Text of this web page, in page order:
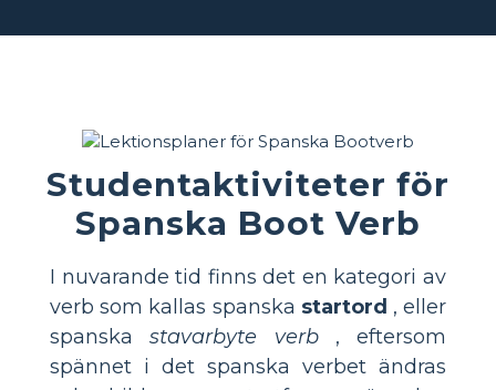
Studentaktiviteter för
Spanska Boot Verb
I nuvarande tid finns det en kategori av
verb som kallas spanska startord , eller
spanskastavarbyte verb, eftersom
spännet i det spanska verbet ändras